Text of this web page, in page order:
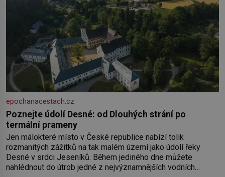
epochanacestach.cz
Poznejte údolí Desné: od Dlouhých strání po
termální prameny
Jen málokteré místo v České republice nabízí tolik
rozmanitých zážitků na tak malém území jako údolí řeky
Desné v srdci Jeseníků. Během jediného dne můžete
nahlédnout do útrob jedné z nejvýznamnějších vodních